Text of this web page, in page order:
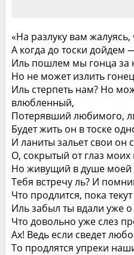
«На разлуку вам
А когда до тоски дойдем
Иль пошлем мы гонца за
Но не может излить
Иль стерпеть нам? Но
влюбленный,
Потерявший любимого,
Будет жить он в тоске
И ланиты зальет свои он
О, сокрытый от глаз
Но живущий в душе моей
Тебя встречу ль? И
Что продлится, пока
Иль забыл ты вдали уже
Что довольно уже слез
Ах! Ведь если сведет
То продлятся упреки